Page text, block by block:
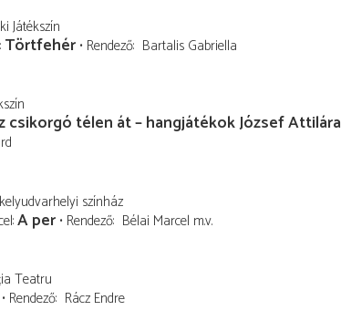
Játékszín
Törtfehér Rendező Bartalis Gabriella
csikorgó télen át – hangjátékok József Attilára
színház
A per Rendező Bélai Marcel m.v.
Teatru
Rendező Rácz Endre